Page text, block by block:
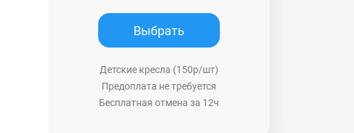
Выбрать
Детские кресла (150р/шт)
Предоплата не требуется
Бесплатная отмена за 12ч